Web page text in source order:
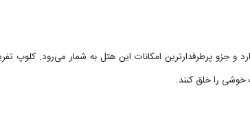
جزو پرطرفدارترین امکانات این هتل به شمار می‌رود. کلوپ
خوشی را خلق کنند.